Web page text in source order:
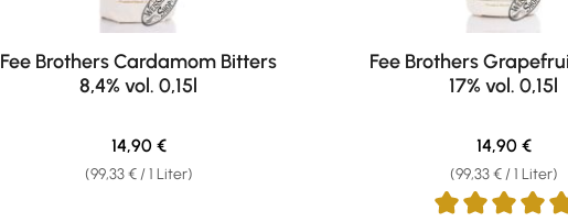
Fee Brothers Cardamom Bitters
8,4% vol. 0,15l
(99,33 € / 1 Liter)
Regulärer Preis:
14,90 €
Fee Brothers
17% vol. 0,15l
(99,33 € / 1 Liter)
Regulärer
14,90 €